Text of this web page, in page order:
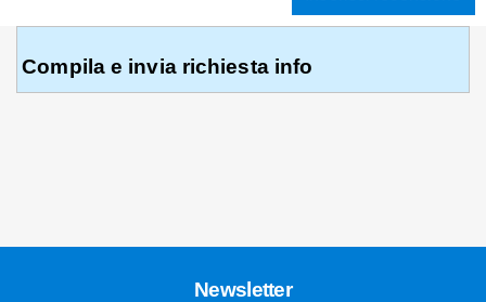
Compila e invia richiesta info
Newsletter